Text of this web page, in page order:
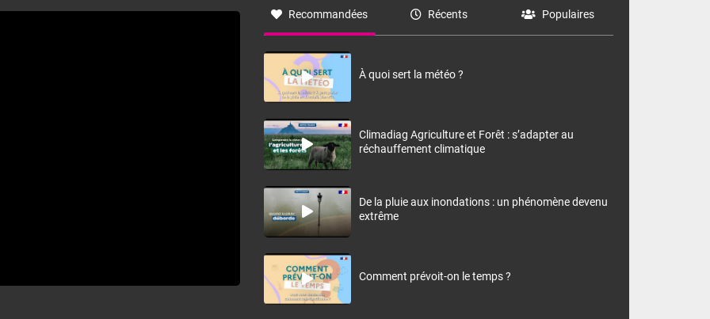
monts, en allusion aux régions montagneuses d’où
Recommandées Récents Populaires
À quoi sert la météo ?
Climadiag Agriculture et Forêt : s’adapter au
réchauffement climatique
De la pluie aux inondations : un phénomène devenu
extrême
Comment prévoit-on le temps ?